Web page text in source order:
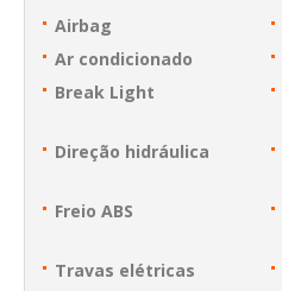
Airbag
Ar condicionado
Break Light
Direção hidráulica
Freio ABS
Travas elétricas